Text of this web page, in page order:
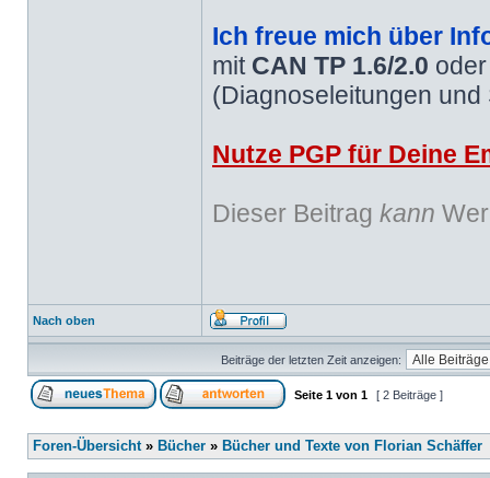
Ich freue mich über
mit CAN TP 1.6/2.0
(Diagnoseleitungen
Nutze PGP für Deine
Dieser Beitrag kann
Nach oben
Beiträge der letzten Zeit anzeigen:
Seite 1 von 1 [ 2 Beiträge ]
Foren-Übersicht» Bücher » Bücher und Texte von Florian Schäffer